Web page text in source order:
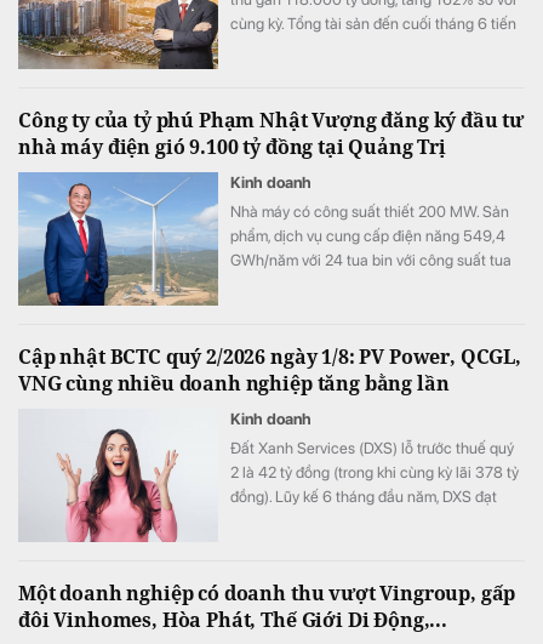
cùng kỳ. Tổng tài sản đến cuối tháng 6 tiến
Công ty của tỷ phú Phạm Nhật Vượng đăng ký đầu tư
nhà máy điện gió 9.100 tỷ đồng tại Quảng Trị
Kinh doanh
Nhà máy có công suất thiết 200 MW. Sản
phẩm, dịch vụ cung cấp điện năng 549,4
GWh/năm với 24 tua bin với công suất tua
Cập nhật BCTC quý 2/2026 ngày 1/8: PV Power, QCGL,
VNG cùng nhiều doanh nghiệp tăng bằng lần
Kinh doanh
Đất Xanh Services (DXS) lỗ trước thuế quý
2 là 42 tỷ đồng (trong khi cùng kỳ lãi 378 tỷ
đồng). Lũy kế 6 tháng đầu năm, DXS đạt
Một doanh nghiệp có doanh thu vượt Vingroup, gấp
đôi Vinhomes, Hòa Phát, Thế Giới Di Động,...